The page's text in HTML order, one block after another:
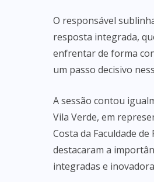
O responsável
resposta integrada,
enfrentar de forma
um passo decisivo
A sessão contou
Vila Verde, em
Costa da Faculdade
destacaram a
integradas e